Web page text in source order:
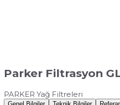
Parker Filtrasyon
PARKER Yağ Filtreleri